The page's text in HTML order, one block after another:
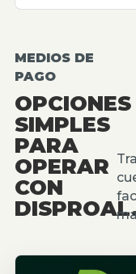
MEDIOS DE
PAGO
OPCIONES
SIMPLES
PARA
OPERAR
CON